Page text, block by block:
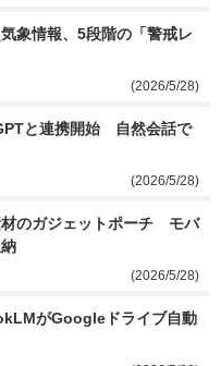
気象情報、5段階の「警戒レ
(2026/5/28)
と連携開始　自然会話で
(2026/5/28)
のガジェットポーチ　モバ
(2026/5/28)
がGoogleドライブ自動